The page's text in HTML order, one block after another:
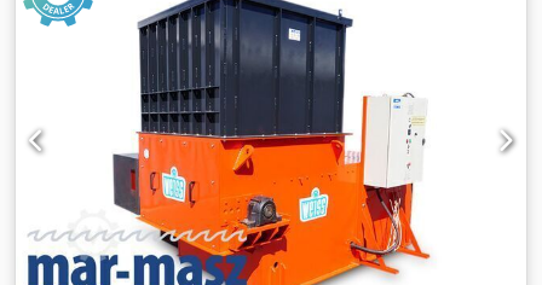
Elektrisk automatisk revers - Dimensioner L/B/H:
2500x2200x2350 mm - Vægt: ca. 2000 kg FORDELE – Tysk
produktion – Pulserende fremfører – Halvautomatisk
fremfører – Hurtig/forans fremfører – automatisk justering
af trykskuffens hastighed – Original DTR/CE-dokumentation
fra 2018 – Trykskuffe Dcodpozrnbwofx Ag Ask – Snegl –
transportsnegl til spåntransport – Automatisk revers –
Brugt flishugger, meget god stand Nettopris: 115.900 PLN
Nettopris: 27.600 EUR (afhængig af kurs 4,2 EUR) (Priser
kan ændres ved større kursudsving)